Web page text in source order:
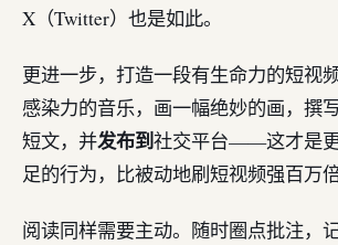
X（Twitter）也是如此。
更进一步，打造一段有生命力的短视
感染力的音乐，画一幅绝妙的画，撰
短文，并发布到社交平台——这才是
足的行为，比被动地刷短视频强百万倍
阅读同样需要主动。随时圈点批注，